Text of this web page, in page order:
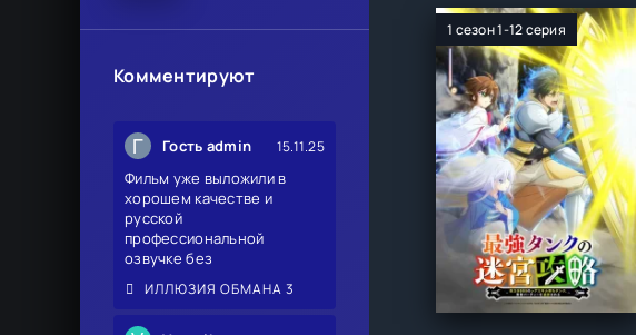
Комментируют
Г Гость admin 15.11.25
Фильм уже выложили в
хорошем качестве и
русской
профессиональной
озвучке без
ИЛЛЮЗИЯ ОБМАНА 3
1 сезон 1-12 серия